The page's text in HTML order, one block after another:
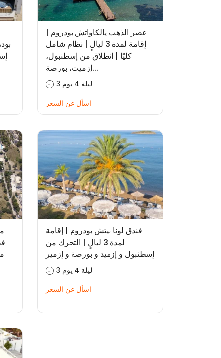
عصر الذهب يالكاواتش بودروم |
إقامة لمدة 3 ليالٍ | نظام شامل
كليًا | انطلاق من إسطنبول،
إزميت، بورصة...
3 ليلة 4 يوم
اسأل عن السعر
فندق لونا بيتش بودروم | إقامة
لمدة 3 ليالٍ | التحرك من
إسطنبول و إزميد و بورصة و إزمير
3 ليلة 4 يوم
اسأل عن السعر